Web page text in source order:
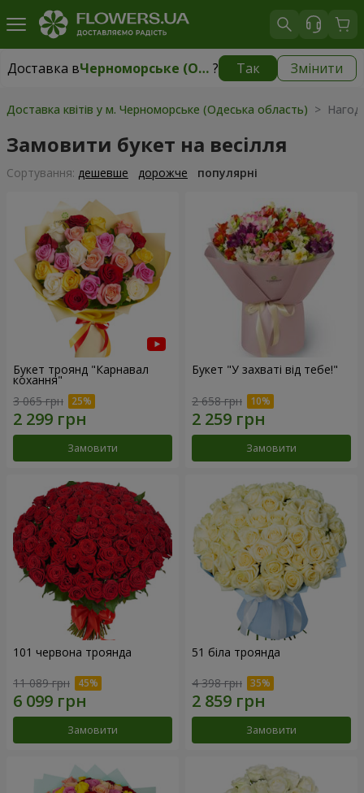
Доставка в Черноморське (Одеська область) ? Так Змінити
Доставка в безкоштовно
Доставка квітів у м. Черноморське (Одеська область) >
Замовити букет на весілля
Сортування: дешевше дорожче популярні
Букет троянд "Карнавал
кохання"
3 065 грн
Замовити
Букет "У захваті від тебе!"
2 658 грн
Замовити
101 червона троянда
11 089 грн
Замовити
51 біла троянда
4 398 грн
Замовити